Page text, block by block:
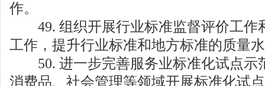
作。
49. 组织开展行业标准监督评价工作
工作，提升行业标准和地方标准的质量
50. 进一步完善服务业标准化试点示
消费品、社会管理等领域开展标准化试